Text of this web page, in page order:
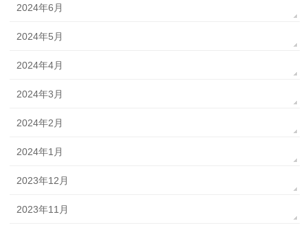
2024年6月
2024年5月
2024年4月
2024年3月
2024年2月
2024年1月
2023年12月
2023年11月